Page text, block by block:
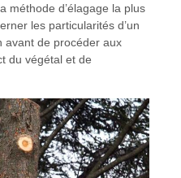
méthode d’élagage la plus
les particularités d’un
avant de procéder aux
du végétal et de